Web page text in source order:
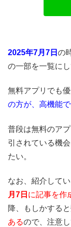
2025年7月7日 の
の一部を一覧にし
無料アプリでも
の方が、高機能
普段は無料のア
引されている機
たい。
なお、紹介して
月7日 に記事を作
降、もしかする
あるので、注意し